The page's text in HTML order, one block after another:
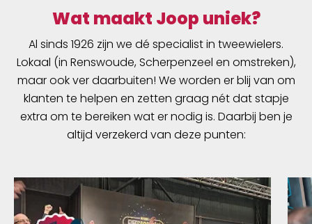
Wat maakt Joop uniek?
Al sinds 1926 zijn we dé specialist in tweewielers.
Lokaal (in Renswoude, Scherpenzeel en omstreken),
maar ook ver daarbuiten! We worden er blij van om
klanten te helpen en zetten graag nét dat stapje
extra om te bereiken wat er nodig is. Daarbij ben je
altijd verzekerd van deze punten: